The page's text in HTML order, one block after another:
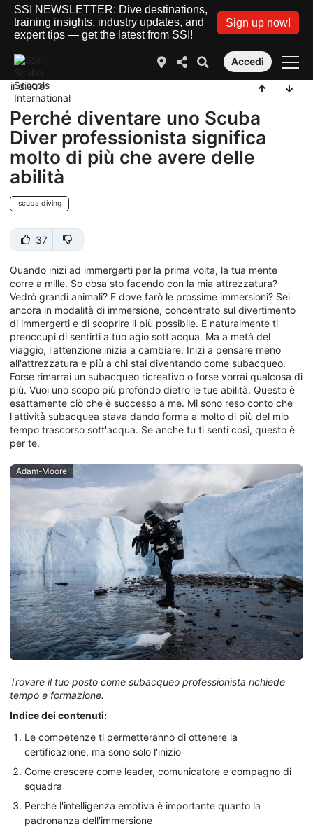
SSI NEWSLETTER: Dive destinations,
training insights, industry updates, and
expert tips — get the latest from SSI!
Sign up now!
Accedi
indietro
Perché diventare uno Scuba
Diver professionista significa
molto di più che avere delle
abilità
scuba diving
37
Quando inizi ad immergerti per la prima volta, la tua mente
corre a mille. So cosa sto facendo con la mia attrezzatura?
Vedrò grandi animali? E dove farò le prossime immersioni? Sei
ancora in modalità di immersione, concentrato sul divertimento
di immergerti e di scoprire il più possibile. E naturalmente ti
preoccupi di sentirti a tuo agio sott'acqua. Ma a metà del
viaggio, l'attenzione inizia a cambiare. Inizi a pensare meno
all'attrezzatura e più a chi stai diventando come subacqueo.
Forse rimarrai un subacqueo ricreativo o forse vorrai qualcosa di
più. Vuoi uno scopo più profondo dietro le tue abilità. Questo è
esattamente ciò che è successo a me. Mi sono reso conto che
l'attività subacquea stava dando forma a molto di più del mio
tempo trascorso sott'acqua. Se anche tu ti senti così, questo è
per te.
Adam-Moore
Trovare il tuo posto come subacqueo professionista richiede
tempo e formazione.
Indice dei contenuti:
Le competenze ti permetteranno di ottenere la
certificazione, ma sono solo l'inizio
Come crescere come leader, comunicatore e compagno di
squadra
Perché l'intelligenza emotiva è importante quanto la
padronanza dell'immersione